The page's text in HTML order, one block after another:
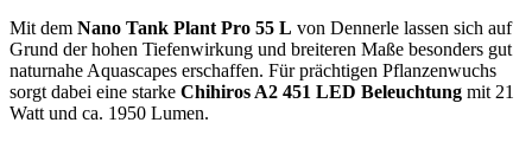
Mit dem Nano Tank Plant Pro 55 L von Dennerle lassen sich auf
Grund der hohen Tiefenwirkung und breiteren Maße besonders gut
naturnahe Aquascapes erschaffen. Für prächtigen Pflanzenwuchs
sorgt dabei eine starke Chihiros A2 451 LED Beleuchtung mit 21
Watt und ca. 1950 Lumen.